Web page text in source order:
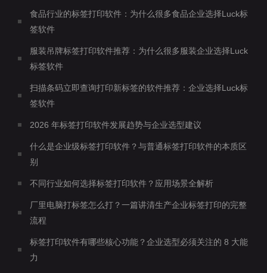
食品行业的标签打印软件：为什么很多食品企业选择Luck标
签软件
服装吊牌标签打印软件推荐：为什么很多服装企业选择Luck
标签软件
扫描条码立即查询打印新标签的软件推荐：企业选择Luck标
签软件
2026 年标签打印软件发展趋势与企业选型建议
什么是企业级标签打印软件？与普通标签打印软件的本质区
别
不同行业如何选择标签打印软件？应用场景全解析
厂里电脑打标签怎么打？一篇讲清生产企业标签打印的完整
流程
标签打印软件有哪些核心功能？企业选型必须关注的 8 大能
力